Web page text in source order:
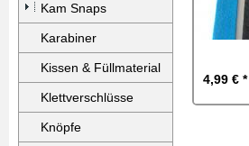
Kam Snaps
Karabiner
Kissen & Füllmaterial
Klettverschlüsse
Knöpfe
4,99 € *